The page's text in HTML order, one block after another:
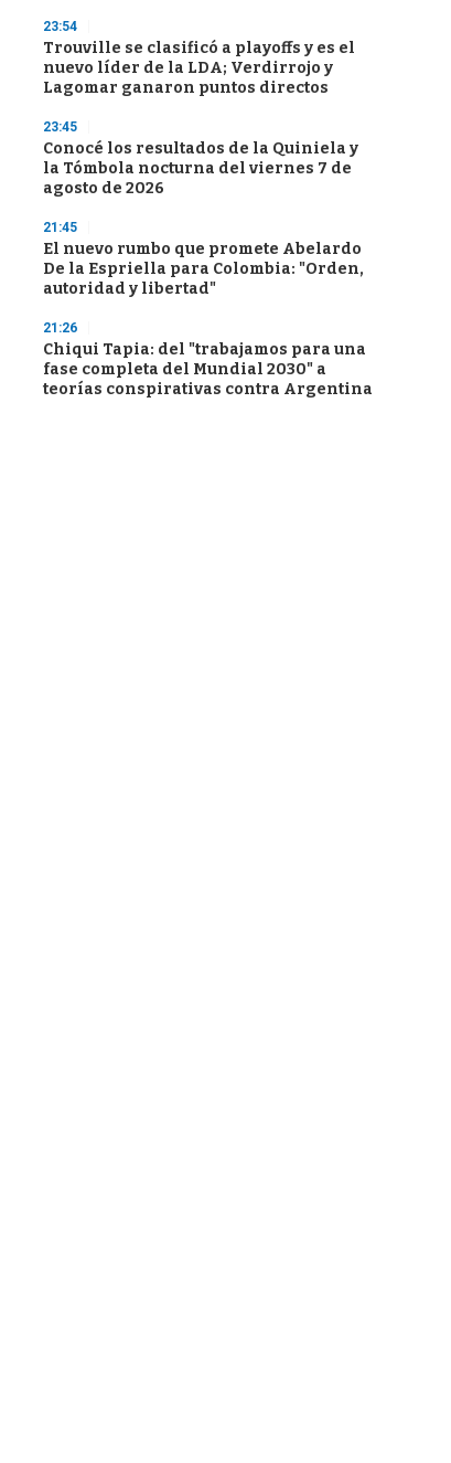
23:54
Trouville se clasificó a playoffs y es el
nuevo líder de la LDA; Verdirrojo y
Lagomar ganaron puntos directos
23:45
Conocé los resultados de la Quiniela y
la Tómbola nocturna del viernes 7 de
agosto de 2026
21:45
El nuevo rumbo que promete Abelardo
De la Espriella para Colombia: "Orden,
autoridad y libertad"
21:26
Chiqui Tapia: del "trabajamos para una
fase completa del Mundial 2030" a
teorías conspirativas contra Argentina